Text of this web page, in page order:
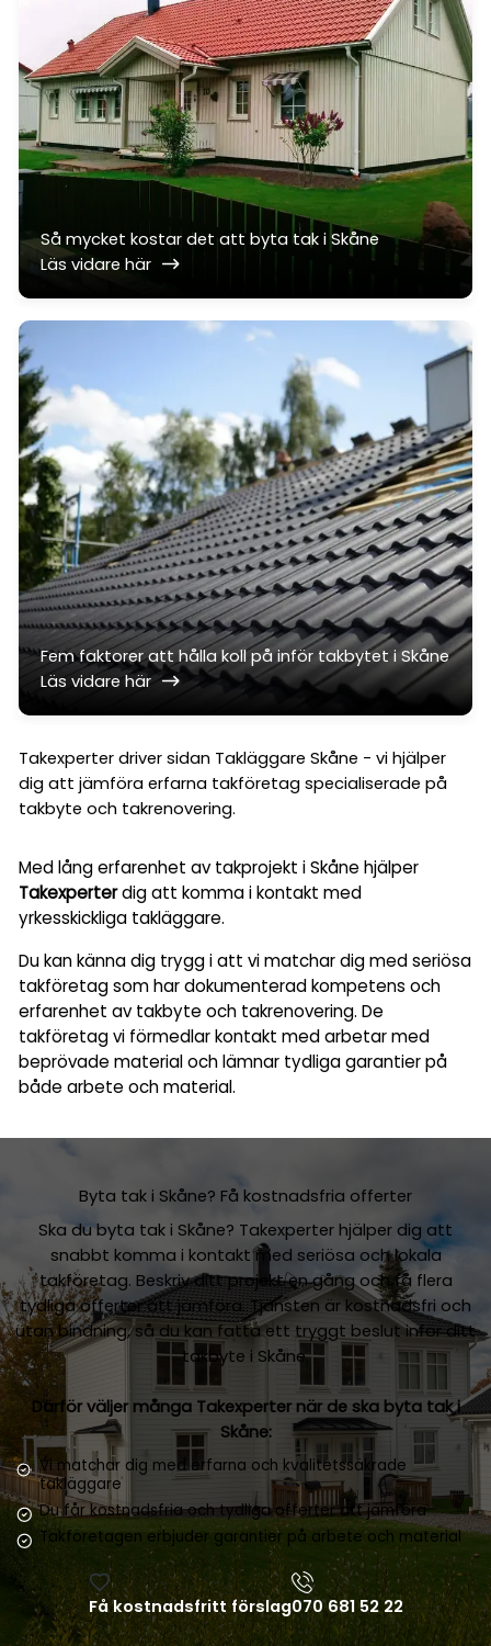
Så mycket kostar det att byta tak i Skåne
Läs vidare här
Fem faktorer att hålla koll på inför takbytet i Skåne
Läs vidare här
Takexperter driver sidan Takläggare Skåne - vi hjälper
dig att jämföra erfarna takföretag specialiserade på
takbyte och takrenovering.
Med lång erfarenhet av takprojekt i Skåne hjälper
Takexperterdig att komma i kontakt med
yrkesskickliga takläggare.
Du kan känna dig trygg i att vi matchar dig med seriösa
takföretag som har dokumenterad kompetens och
erfarenhet av takbyte och takrenovering. De
takföretag vi förmedlar kontakt med arbetar med
beprövade material och lämnar tydliga garantier på
både arbete och material.
Byta tak i Skåne? Få kostnadsfria offerter
Ska du byta tak i Skåne? Takexperter hjälper dig att
snabbt komma i kontakt med seriösa och lokala
takföretag. Beskriv ditt projekt en gång och få flera
tydliga offerter att jämföra. Tjänsten är kostnadsfri och
utan bindning, så du kan fatta ett tryggt beslut inför ditt
takbyte i Skåne.
Därför väljer många Takexperter när de ska byta tak i
Skåne:
Vi matchar dig med erfarna och kvalitetssäkrade
takläggare
Du får kostnadsfria och tydliga offerter att jämföra
Takföretagen erbjuder garantier på arbete och material
Få kostnadsfritt förslag070 681 52 22